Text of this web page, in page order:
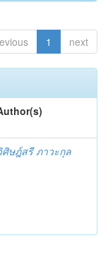
1 next
ศิษฎ์สรี ภาวะกุล